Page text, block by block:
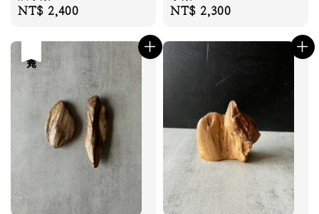
Regular
NT$ 2,400
Regular
NT$ 2,300